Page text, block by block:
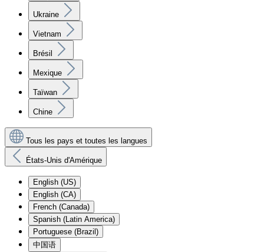
Ukraine
Vietnam
Brésil
Mexique
Taïwan
Chine
Tous les pays et toutes les langues
États-Unis d'Amérique
English (US)
English (CA)
French (Canada)
Spanish (Latin America)
Portuguese (Brazil)
中国语